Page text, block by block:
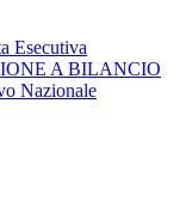
Esecutiva
A BILANCIO
Nazionale